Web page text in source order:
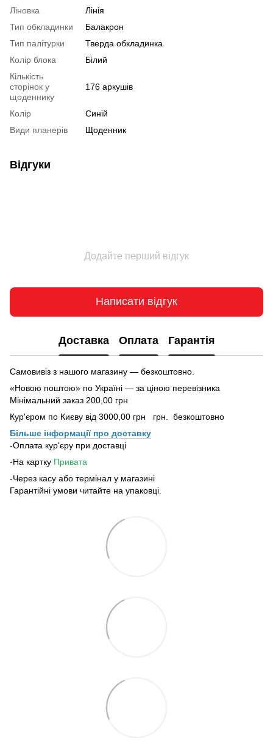
Ліновка
Лінія
Тип обкладинки
Балакрон
Тип палітурки
Тверда обкладинка
Колір блока
Білий
Кількість
сторінок у
щоденнику
176 аркушів
Колір
Синій
Види планерів
Щоденник
Відгуки
Додайте перший відгук
Написати відгук
Доставка Оплата Гарантія
Самовивіз з нашого магазину — безкоштовно.
«Новою поштою» по Україні — за ціною перевізника
Мінімальний заказ 200,00 грн
Кур'єром по Києву від 3000,00 грн грн. безкоштовно
Більше інформації про доставку
-Оплата кур'єру при доставці
-На картку Привата
-Через касу або термінал у магазині
Гарантійні умови читайте на упаковці.